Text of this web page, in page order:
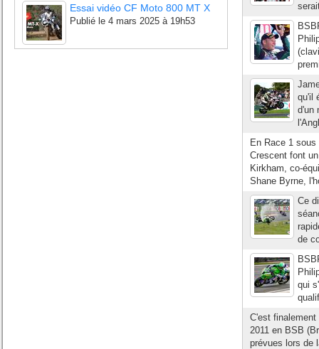
Essai vidéo CF Moto 800 MT X
Publié le 4 mars 2025 à 19h53
qu'il
d'un
En Race 1
Crescent font
Kirkham, co-
Shane Byrne,
Ce
de
qui
C'est
2011 en BSB
prévues lors de